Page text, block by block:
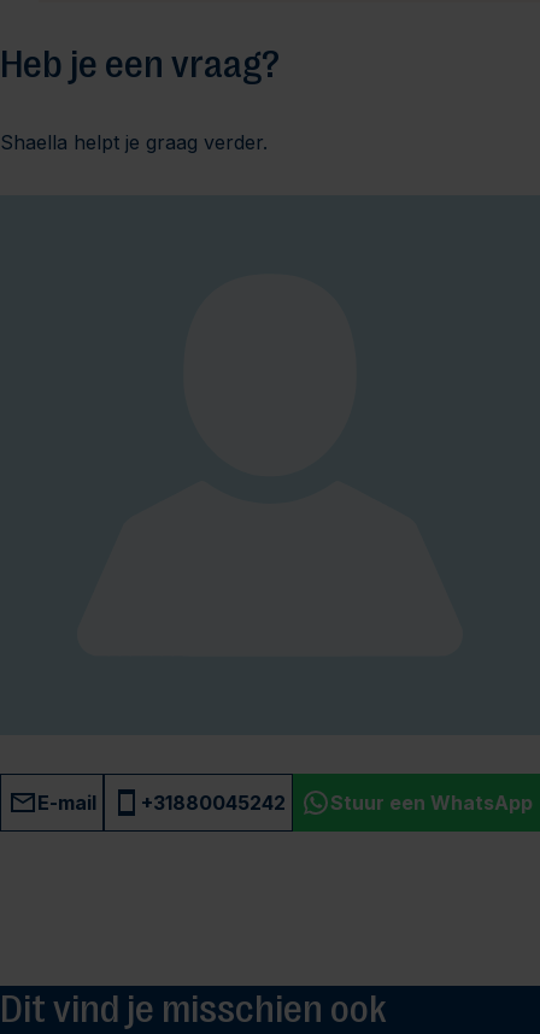
Heb je een vraag?
Shaella helpt je graag verder.
E-mail +31880045242 Stuur een WhatsApp
Dit vind je misschien ook